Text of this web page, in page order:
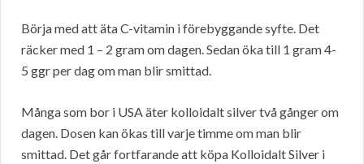
Börja med att äta C-vitamin i förebyggande syfte. Det
räcker med 1 – 2 gram om dagen. Sedan öka till 1 gram 4-
5 ggr per dag om man blir smittad.
Många som bor i USA äter kolloidalt silver två gånger om
dagen. Dosen kan ökas till varje timme om man blir
smittad. Det går fortfarande att köpa Kolloidalt Silver i